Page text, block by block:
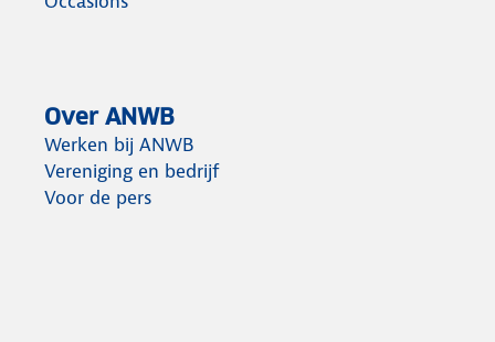
Over ANWB
Werken bij ANWB
Vereniging en bedrijf
Voor de pers